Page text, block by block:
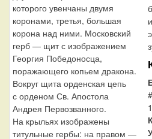
которого увенчаны двумя
коронами, третья, большая
корона над ними. Московский
герб — щит с изображением
Георгия Победоносца,
поражающего копьем дракона.
Вокруг щита орденская цепь
с орденом Св. Апостола
Андрея Первозванного.
На крыльях изображены
титульные гербы: на правом —